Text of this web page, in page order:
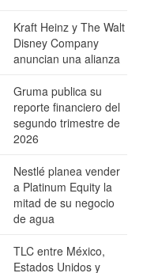
Kraft Heinz y The Walt
Disney Company
anuncian una alianza
Gruma publica su
reporte financiero del
segundo trimestre de
2026
Nestlé planea vender
a Platinum Equity la
mitad de su negocio
de agua
TLC entre México,
Estados Unidos y